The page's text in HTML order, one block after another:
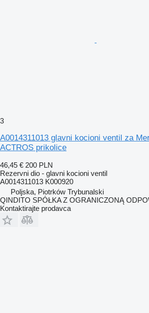
3
A0014311013 glavni kocioni ventil za
ACTROS prikolice
46,45 € 200 PLN
Rezervni dio - glavni kocioni ventil
A0014311013 K000920
Poljska, Piotrków Trybunalski
QINDITO SPÓŁKA Z OGRANICZONĄ
Kontaktirajte prodavca